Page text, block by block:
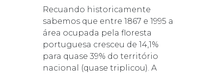
Recuando historicamente
sabemos que entre 1867 e 1995 a
área ocupada pela floresta
portuguesa cresceu de 14,1%
para quase 39% do território
nacional (quase triplicou). A